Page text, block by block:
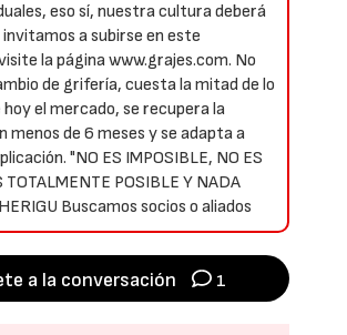
eso sí, nuestra cultura deberá
a subirse en este
la página www.grajes.com. No
de grifería, cuesta la mitad de lo
el mercado, se recupera la
menos de 6 meses y se adapta a
"NO ES IMPOSIBLE, NO ES
TOTALMENTE POSIBLE Y NADA
Buscamos socios o aliados
a la conversación 1